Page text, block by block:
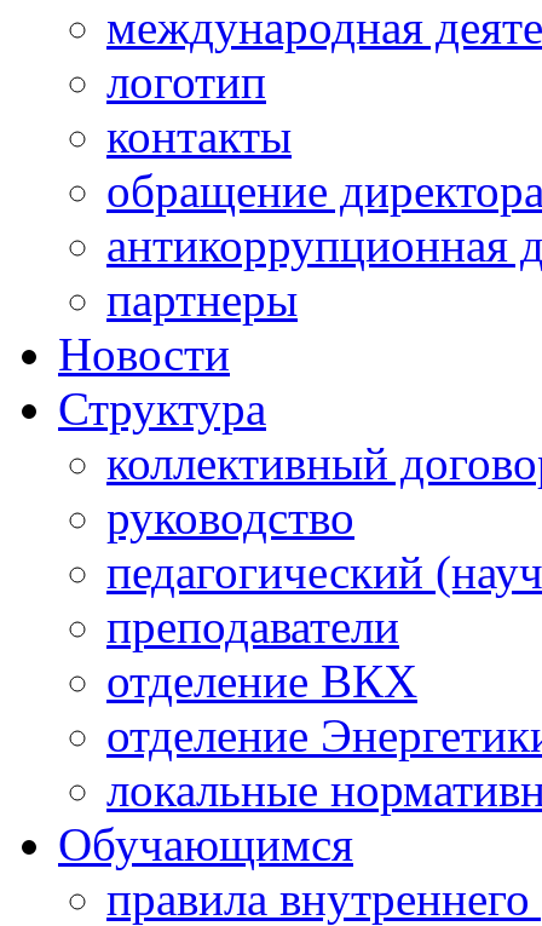
международная
логотип
контакты
обращение
антикоррупционная
партнеры
Новости
Структура
коллективный
руководство
педагогический
преподаватели
отделение ВКХ
отделение
локальные
Обучающимся
правила